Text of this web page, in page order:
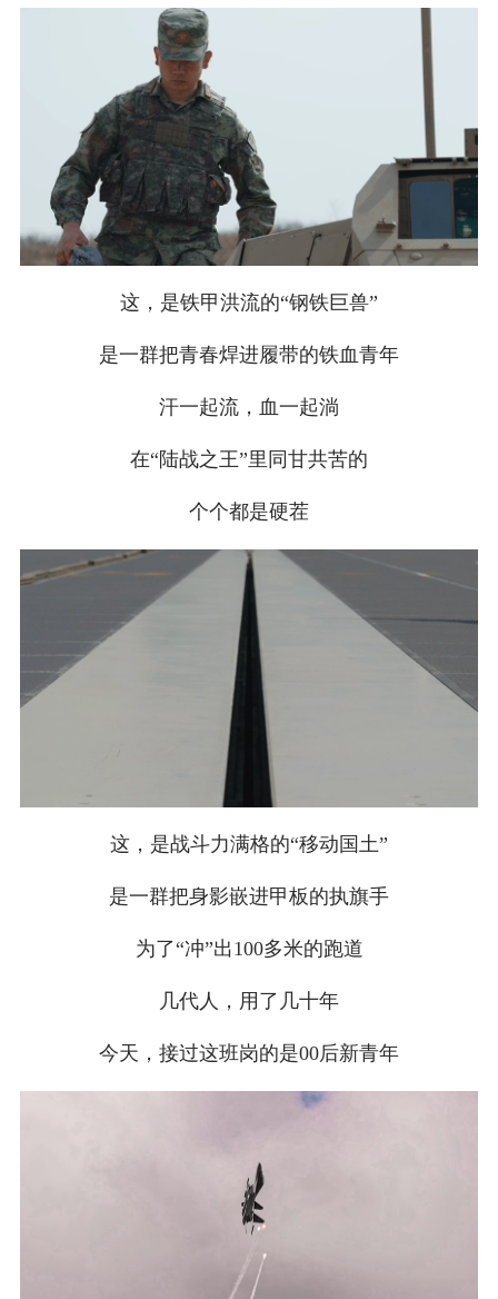
这，是铁甲洪流的“钢铁巨兽”
是一群把青春焊进履带的铁血青年
汗一起流，血一起淌
在“陆战之王”里同甘共苦的
个个都是硬茬
这，是战斗力满格的“移动国土”
是一群把身影嵌进甲板的执旗手
为了“冲”出100多米的跑道
几代人，用了几十年
今天，接过这班岗的是00后新青年